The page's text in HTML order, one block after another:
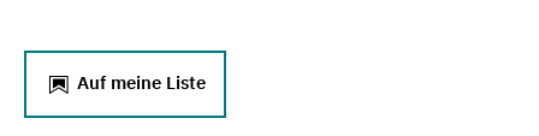
Auf meine Liste